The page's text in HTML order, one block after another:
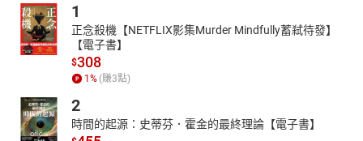
1
正念殺機【NETFLIX影集Murder Mindfully蓄弒待發】
【電子書】
$308
1% (賺3點)
2
時間的起源：史蒂芬．霍金的最終理論【電子書】